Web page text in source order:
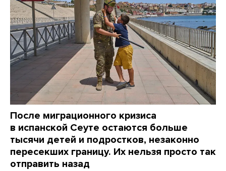
После миграционного кризиса
в испанской Сеуте остаются больше
тысячи детей и подростков, незаконно
пересекших границу. Их нельзя просто так
отправить назад